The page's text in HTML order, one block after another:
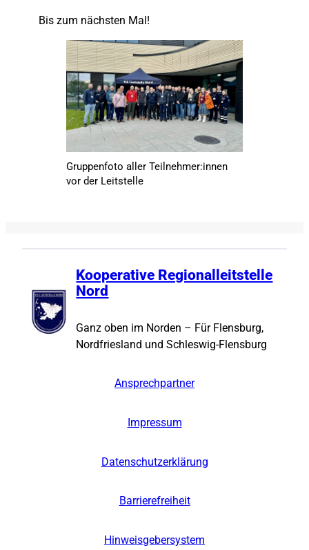
Bis zum nächsten Mal!
Gruppenfoto aller Teilnehmer:innen
vor der Leitstelle
Kooperative Regionalleitstelle
Nord
Ganz oben im Norden – Für Flensburg,
Nordfriesland und Schleswig-Flensburg
Ansprechpartner
Impressum
Datenschutzerklärung
Barrierefreiheit
Hinweisgebersystem